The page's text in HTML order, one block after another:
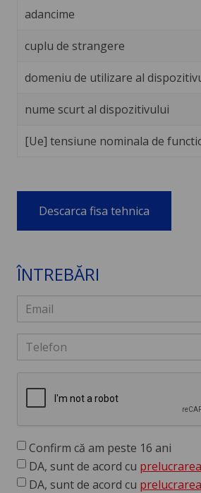
adancime
cuplu de strangere
domeniu de utilizare al
nume scurt al dispozitivului
[Ue] tensiune nominala de
Descarca fisa tehnica
ÎNTREBĂRI
Confirm că am peste 16 ani
DA, sunt de acord cu
DA, sunt de acord cu